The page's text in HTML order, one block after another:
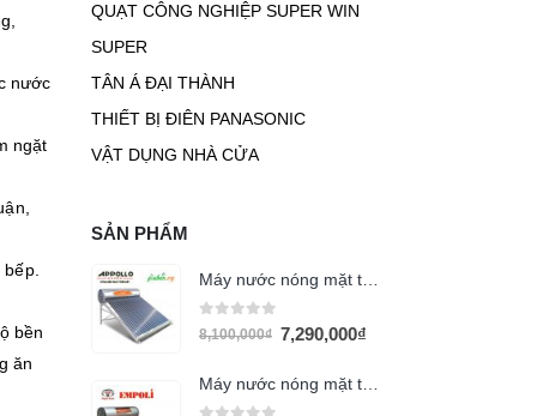
nước
ngặt
bếp.
bền
ăn
QUẠT CÔNG NGHIỆP SUPER WIN
SUPER
TÂN Á ĐẠI THÀNH
THIẾT BỊ ĐIÊN PANASONIC
VẬT DỤNG NHÀ CỬA
SẢN PHẨM
0 out of 5
8,100,000₫ 7,290,000₫